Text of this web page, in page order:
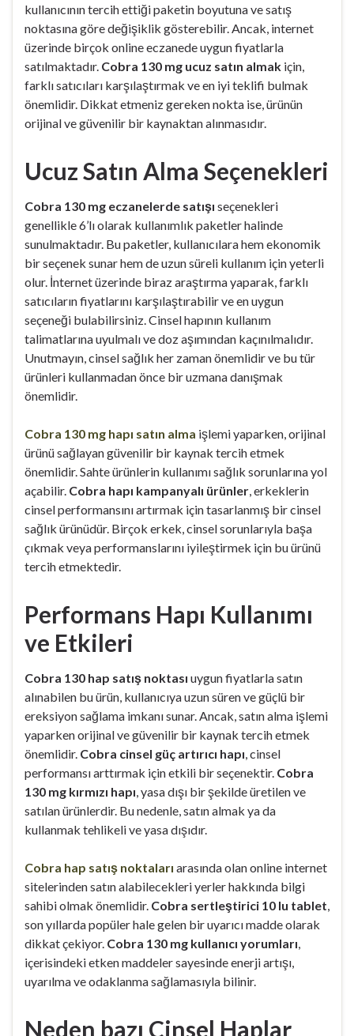
kullanıcının tercih ettiği paketin boyutuna ve satış
noktasına göre değişiklik gösterebilir. Ancak, internet
üzerinde birçok online eczanede uygun fiyatlarla
satılmaktadır. Cobra 130 mg ucuz satın almak için,
farklı satıcıları karşılaştırmak ve en iyi teklifi bulmak
önemlidir. Dikkat etmeniz gereken nokta ise, ürünün
orijinal ve güvenilir bir kaynaktan alınmasıdır.
Ucuz Satın Alma Seçenekleri
Cobra 130 mg eczanelerde satışı seçenekleri
genellikle 6’lı olarak kullanımlık paketler halinde
sunulmaktadır. Bu paketler, kullanıcılara hem ekonomik
bir seçenek sunar hem de uzun süreli kullanım için yeterli
olur. İnternet üzerinde biraz araştırma yaparak, farklı
satıcıların fiyatlarını karşılaştırabilir ve en uygun
seçeneği bulabilirsiniz. Cinsel hapının kullanım
talimatlarına uyulmalı ve doz aşımından kaçınılmalıdır.
Unutmayın, cinsel sağlık her zaman önemlidir ve bu tür
ürünleri kullanmadan önce bir uzmana danışmak
önemlidir.
Cobra 130 mg hapı satın alma işlemi yaparken, orijinal
ürünü sağlayan güvenilir bir kaynak tercih etmek
önemlidir. Sahte ürünlerin kullanımı sağlık sorunlarına yol
açabilir. Cobra hapı kampanyalı ürünler , erkeklerin
cinsel performansını artırmak için tasarlanmış bir cinsel
sağlık ürünüdür. Birçok erkek, cinsel sorunlarıyla başa
çıkmak veya performanslarını iyileştirmek için bu ürünü
tercih etmektedir.
Performans Hapı Kullanımı
ve Etkileri
Cobra 130 hap satış noktası uygun fiyatlarla satın
alınabilen bu ürün, kullanıcıya uzun süren ve güçlü bir
ereksiyon sağlama imkanı sunar. Ancak, satın alma işlemi
yaparken orijinal ve güvenilir bir kaynak tercih etmek
önemlidir. Cobra cinsel güç artırıcı hapı , cinsel
performansı arttırmak için etkili bir seçenektir. Cobra
130 mg kırmızı hapı , yasa dışı bir şekilde üretilen ve
satılan ürünlerdir. Bu nedenle, satın almak ya da
kullanmak tehlikeli ve yasa dışıdır.
Cobra hap satış noktaları arasında olan online internet
sitelerinden satın alabilecekleri yerler hakkında bilgi
sahibi olmak önemlidir. Cobra sertleştirici 10 lu tablet
son yıllarda popüler hale gelen bir uyarıcı madde olarak
dikkat çekiyor. Cobra 130 mg kullanıcı yorumları
içerisindeki etken maddeler sayesinde enerji artışı,
uyarılma ve odaklanma sağlamasıyla bilinir.
Neden bazı Cinsel Haplar